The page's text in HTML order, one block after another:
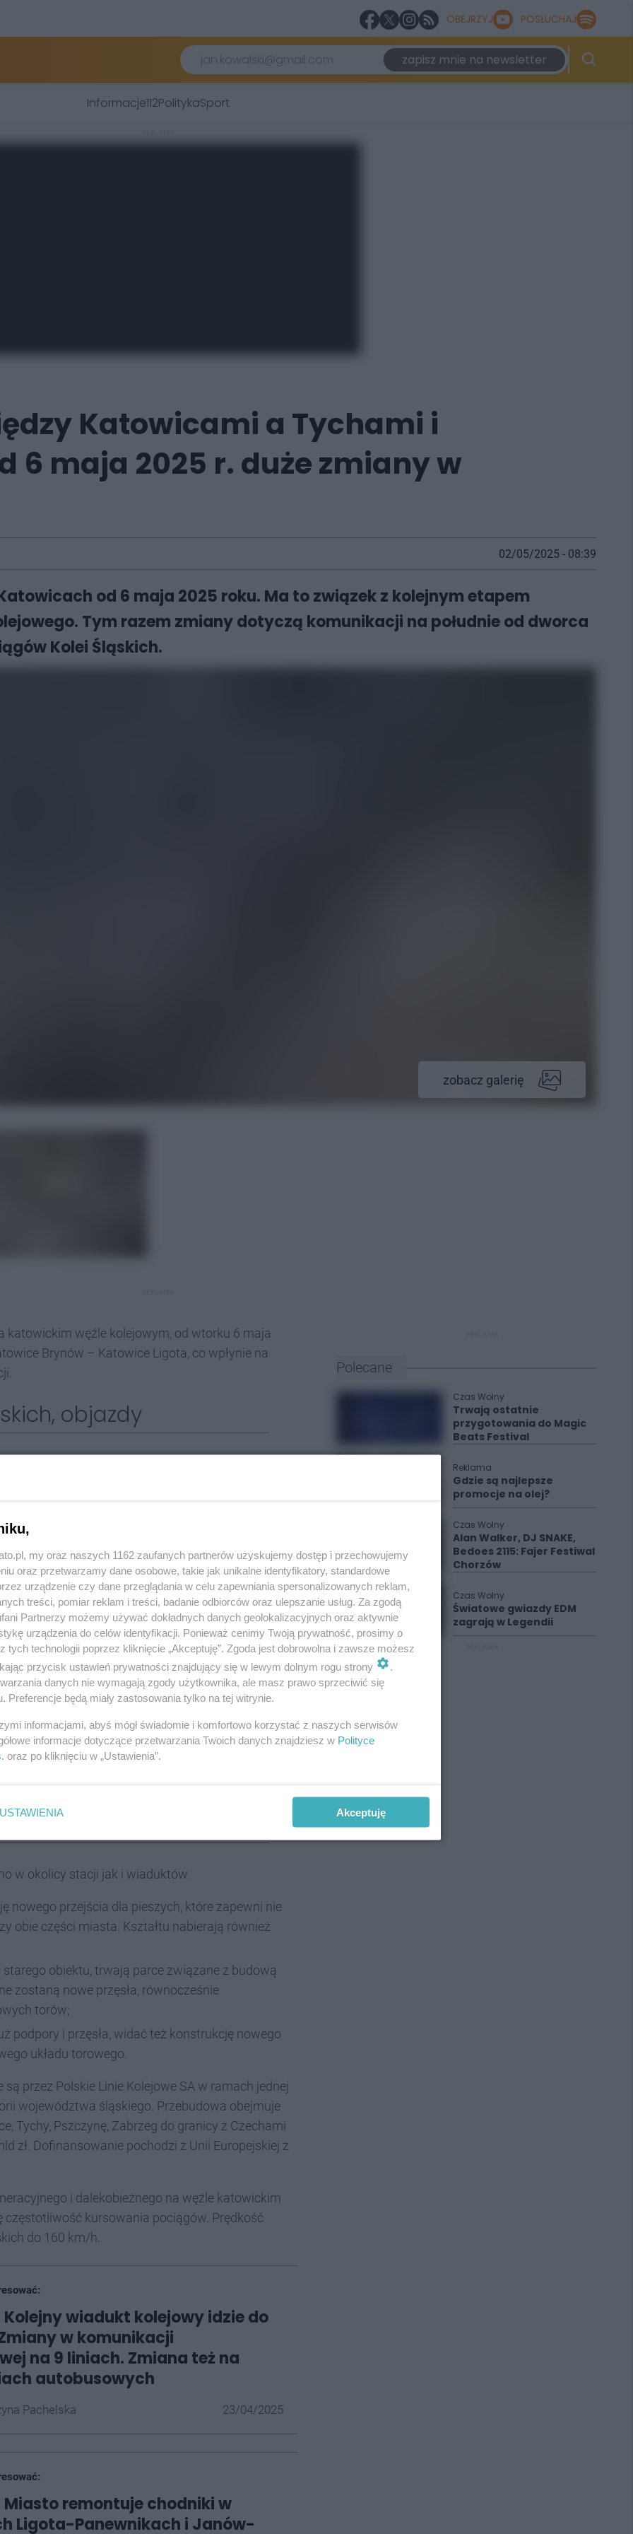
OBEJRZYJ POSŁUCHAJ
zapisz mnie na newsletter
Informacje112PolitykaSport
Katowicami a Tychami i
6 maja 2025 r. duże zmiany w
02/05/2025 - 08:39
od 6 maja 2025 roku. Ma to związek z kolejnym etapem
Tym razem zmiany dotyczą komunikacji na południe od dworca
Kolei Śląskich.
zobacz galerię
katowickim węźle kolejowym, od wtorku 6 maja
Brynów – Katowice Ligota, co wpłynie na
objazdy
do i z Gliwic, a nie do i z Bielska-Białej;
na odcinku Tychy – Katowice;
na
przez Hajduki na trasie Katowice – Katowice
związane są z poszerzeniem torowiska
nasypu na odcinku od Brynowa do
przygotowawczych do budowy nowych
usunięcia obecnych konstrukcji przyczółków i
czynnym torem - wyjaśnia PKP PLK.
w Ligocie
w okolicy stacji jak i wiaduktów.
nowego przejścia dla pieszych, które zapewni nie
obie części miasta. Kształtu nabierają również
starego obiektu, trwają parce związane z budową
zostaną nowe przęsła, równocześnie
torów;
podpory i przęsła, widać też konstrukcję nowego
układu torowego.
przez Polskie Linie Kolejowe SA w ramach jednej
województwa śląskiego. Przebudowa obejmuje
Tychy, Pszczynę, Zabrzeg do granicy z Czechami
zł. Dofinansowanie pochodzi z Unii Europejskiej z
i dalekobieżnego na węźle katowickim
kursowania pociągów. Prędkość
do 160 km/h.
wiadukt kolejowy idzie do
w komunikacji
na 9 liniach. Zmiana też na
autobusowych
Pachelska 23/04/2025
remontuje chodniki w
Ligota-Panewnikach i Janów-
Polecane
Czas Wolny
Trwają ostatnie
przygotowania do Magic
Beats Festival
Reklama
Gdzie są najlepsze
promocje na olej?
Czas Wolny
Alan Walker, DJ SNAKE,
Bedoes 2115: Fajer Festiwal
Chorzów
Czas Wolny
Światowe gwiazdy EDM
zagrają w Legendii
my oraz naszych 1162 zaufanych partnerów uzyskujemy dostęp i przechowujemy
oraz przetwarzamy dane osobowe, takie jak unikalne identyfikatory, standardowe
urządzenie czy dane przeglądania w celu zapewniania spersonalizowanych reklam,
treści, pomiar reklam i treści, badanie odbiorców oraz ulepszanie usług. Za zgodą
Partnerzy możemy używać dokładnych danych geolokalizacyjnych oraz aktywnie
urządzenia do celów identyfikacji. Ponieważ cenimy Twoją prywatność, prosimy o
tych technologii poprzez kliknięcie „Akceptuję”. Zgoda jest dobrowolna i zawsze możesz
przycisk ustawień prywatności znajdujący się w lewym dolnym rogu strony
.
danych nie wymagają zgody użytkownika, ale masz prawo sprzeciwić się
Preferencje będą miały zastosowania tylko na tej witrynie.
informacjami, abyś mógł świadomie i komfortowo korzystać z naszych serwisów
informacje dotyczące przetwarzania Twoich danych znajdziesz w Polityce
. oraz po kliknięciu w „Ustawienia”.
USTAWIENIA Akceptuję